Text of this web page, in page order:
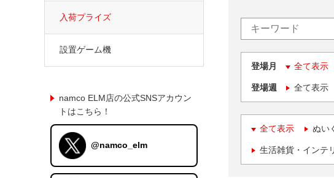
登場月 全て表示
登場週 全て表示
全て表示 ぬい
生活雑貨・インテ
入荷プライズ
設置ゲーム機
namco ELM店の公式SNSアカウン
トはこちら！
@namco_elm